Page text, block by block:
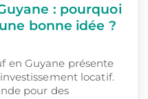
: pourquoi
bonne idée ?
en Guyane présente
locatif.
pour des